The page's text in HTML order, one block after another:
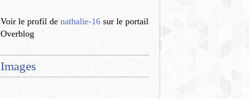
Voir le profil de nathalie-16 sur le portail
Overblog
Images